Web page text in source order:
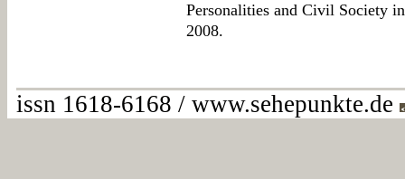
Personalities and Civil Society
2008.
issn 1618-6168 / www.sehepunkte.de